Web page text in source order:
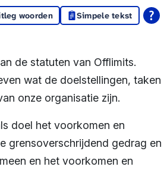
en
woorden Simpele tekst
de statuten van Offlimits.
wat de doelstellingen, taken
onze organisatie zijn.
doel het voorkomen en
grensoverschrijdend gedrag en
en het voorkomen en